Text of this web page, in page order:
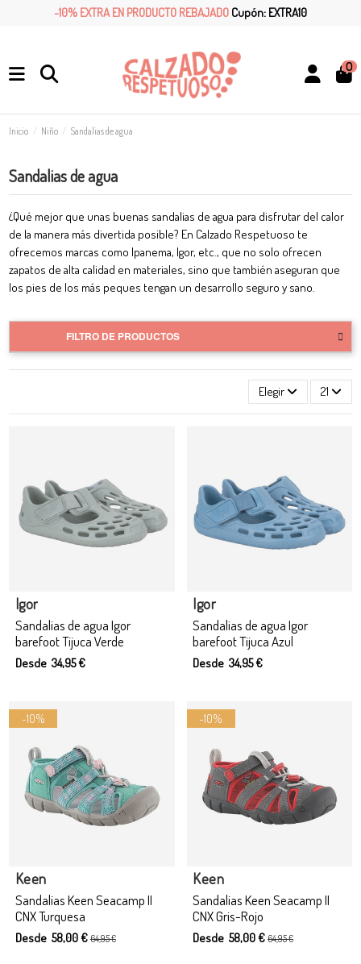
-10% EXTRA EN PRODUCTO REBAJADO Cupón: EXTRA10
0
Inicio Niño Sandalias de agua
Sandalias de agua
¿Qué mejor que unas buenas sandalias de agua para disfrutar del calor
de la manera más divertida posible? En Calzado Respetuoso te
ofrecemos marcas como Ipanema, Igor, etc., que no solo ofrecen
zapatos de alta calidad en materiales, sino que también aseguran que
los pies de los más peques tengan un desarrollo seguro y sano.
FILTRO DE PRODUCTOS
Elegir 21
Sandalias de agua Igor
barefoot Tijuca Verde
Igor
Desde 34,95 €
Sandalias de agua Igor
barefoot Tijuca Azul
Igor
Desde 34,95 €
-10%
Sandalias Keen Seacamp II
CNX Turquesa
Keen
Desde 58,00 €64,95 €
-10%
Sandalias Keen Seacamp II
CNX Gris-Rojo
Keen
Desde 58,00 € 64,95 €